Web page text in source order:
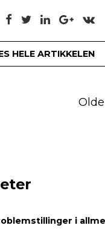
HELE ARTIKKELEN
i